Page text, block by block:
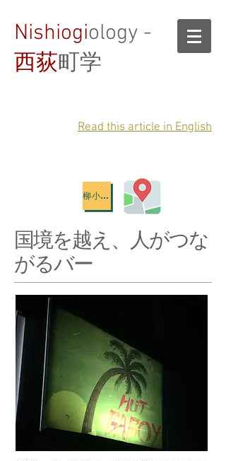
Nishiogiology -
西荻町学
Read this article in English
柳小路地図
国境を越え、人がつな
がるバー